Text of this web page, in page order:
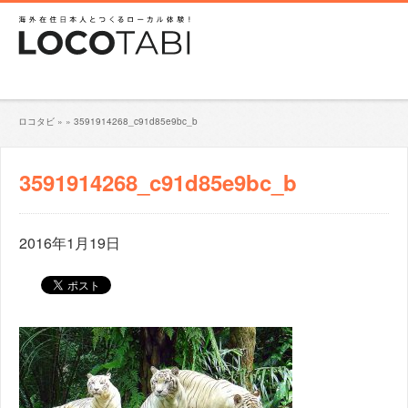
ロコタビ » » 3591914268_c91d85e9bc_b
3591914268_c91d85e9bc_b
2016年1月19日